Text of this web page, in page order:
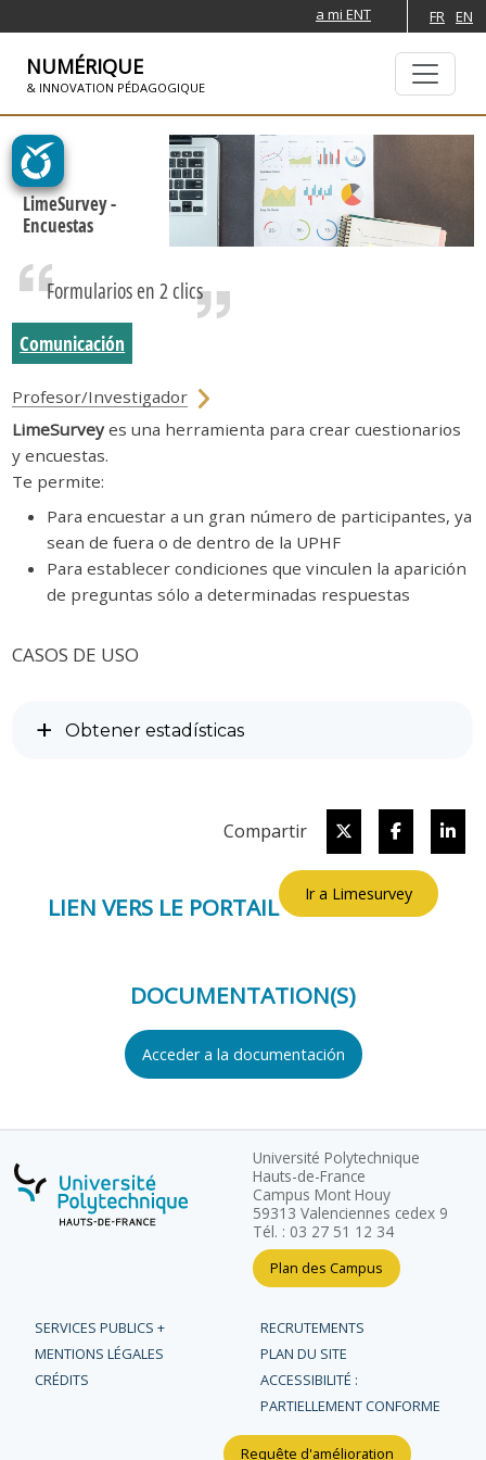
SKIP TO NAVIGATION
PASAR AL CONTENIDO PRINCIPAL
a mi ENT FR EN
NUMÉRIQUE
& INNOVATION PÉDAGOGIQUE
LimeSurvey -
Encuestas
Formularios en 2 clics
Comunicación
Profesor/Investigador
LimeSurveyes una herramienta para crear cuestionarios
y encuestas.
Te permite:
Para encuestar a un gran número de participantes, ya
sean de fuera o de dentro de la UPHF
Para establecer condiciones que vinculen la aparición
de preguntas sólo a determinadas respuestas
CASOS DE USO
Obtener estadísticas
Compartir TwitterFacebook
LIEN VERS LE PORTAIL Ir a Limesurvey
DOCUMENTATION(S)
Acceder a la documentación
Université Polytechnique
Hauts-de-France
Campus Mont Houy
59313 Valenciennes cedex 9
Tél. : 03 27 51 12 34
Plan des Campus
SERVICES PUBLICS +
RECRUTEMENTS
MENTIONS LÉGALES
PLAN DU SITE
CRÉDITS
ACCESSIBILITÉ :
PARTIELLEMENT CONFORME
Requête d'amélioration